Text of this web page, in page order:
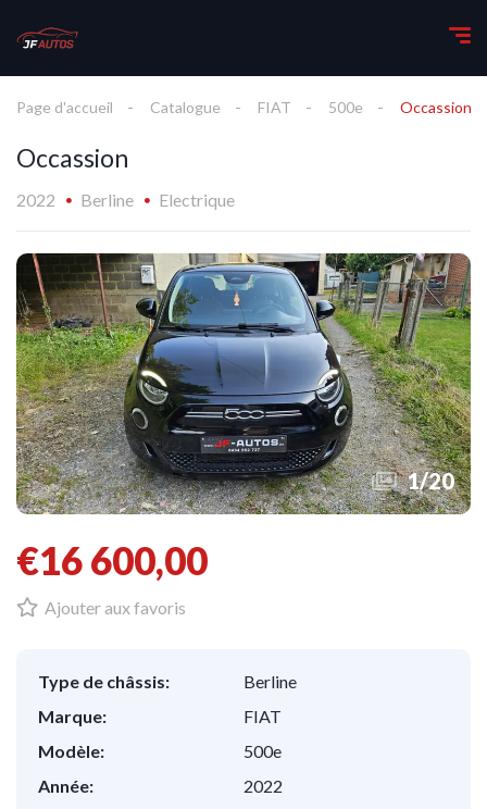
Page d'accueil Catalogue FIAT 500e Occassion
Occassion
2022 Berline Electrique
1/20
€16 600,00
Ajouter aux favoris
Type de châssis:
Berline
Marque:
FIAT
Modèle:
500e
Année:
2022